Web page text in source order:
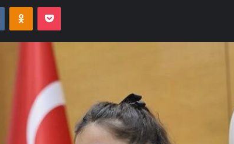
VKontakteOdnoklassniki
Pocket